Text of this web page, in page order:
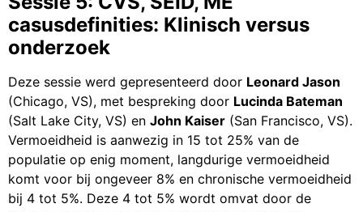
casusdefinities: Klinisch versus
onderzoek
Deze sessie werd gepresenteerd door Leonard Jason
(Chicago, VS), met bespreking door Lucinda Bateman
(Salt Lake City, VS) en John Kaiser (San Francisco, VS).
Vermoeidheid is aanwezig in 15 tot 25% van de
populatie op enig moment, langdurige vermoeidheid
komt voor bij ongeveer 8% en chronische vermoeidheid
bij 4 tot 5%. Deze 4 tot 5% wordt omvat door de